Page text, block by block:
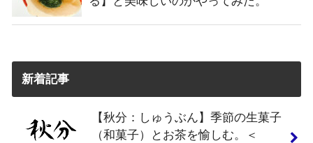
新着記事
【秋分：しゅうぶん】季節の生菓子
（和菓子）とお茶を愉しむ。＜